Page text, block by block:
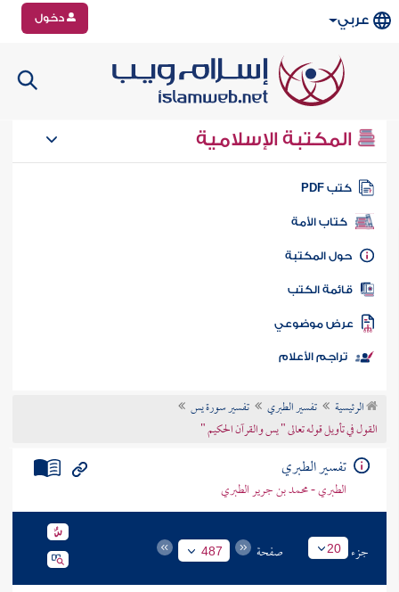
عربي دخول
المكتبة الإسلامية
كتب PDF
كتاب الأمة
المكتبة
الكتب
موضوعي
تراجم الأعلام
الرئيسية تفسير الطبري
تفسير سورة يس
القول في تأويل قوله تعالى " يس والقرآن الحكيم "
تفسير الطبري
الطبري - محمد بن جرير الطبري
جزء 20 صفحة 487